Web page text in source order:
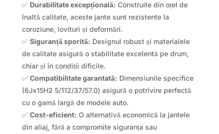
✅ Durabilitate excepțională: Construite din oțel de
înaltă calitate, aceste jante sunt rezistente la
coroziune, lovituri și deformări.
✅ Siguranță sporită: Designul robust și materialele
de calitate asigură o stabilitate excelentă pe drum,
chiar și în condiții dificile.
✅ Compatibilitate garantată: Dimensiunile specifice
(6Jx15H2 5/112/37/57.0) asigură o potrivire perfectă
cu o gamă largă de modele auto.
✅ Cost-eficient: O alternativă economică la jantele
din aliaj, fără a compromite siguranța sau